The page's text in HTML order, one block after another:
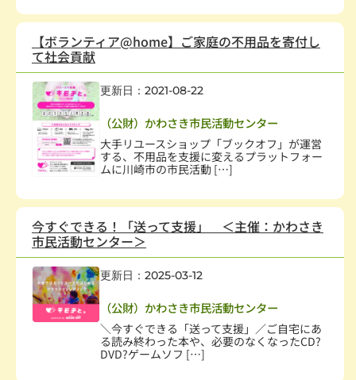
【ボランティア@home】ご家庭の不用品を寄付し
て社会貢献
更新日：2021-08-22
（公財）かわさき市民活動センター
大手リユースショップ「ブックオフ」が運営
する、不用品を支援に変えるプラットフォー
ムに川崎市の市民活動 […]
今すぐできる！「送って支援」 ＜主催：かわさき
市民活動センター＞
更新日：2025-03-12
（公財）かわさき市民活動センター
＼今すぐできる「送って支援」／ご自宅にあ
る読み終わった本や、必要のなくなったCD?
DVD?ゲームソフ […]